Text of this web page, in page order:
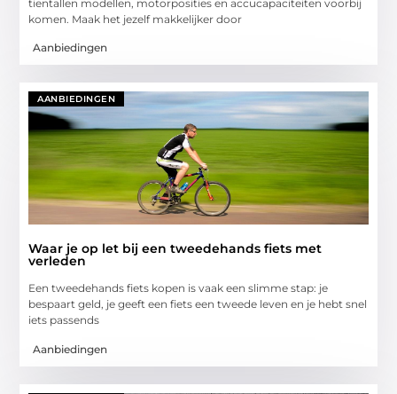
tientallen modellen, motorposities en accucapaciteiten voorbij
komen. Maak het jezelf makkelijker door
Aanbiedingen
AANBIEDINGEN
Waar je op let bij een tweedehands fiets met
verleden
Een tweedehands fiets kopen is vaak een slimme stap: je
bespaart geld, je geeft een fiets een tweede leven en je hebt snel
iets passends
Aanbiedingen